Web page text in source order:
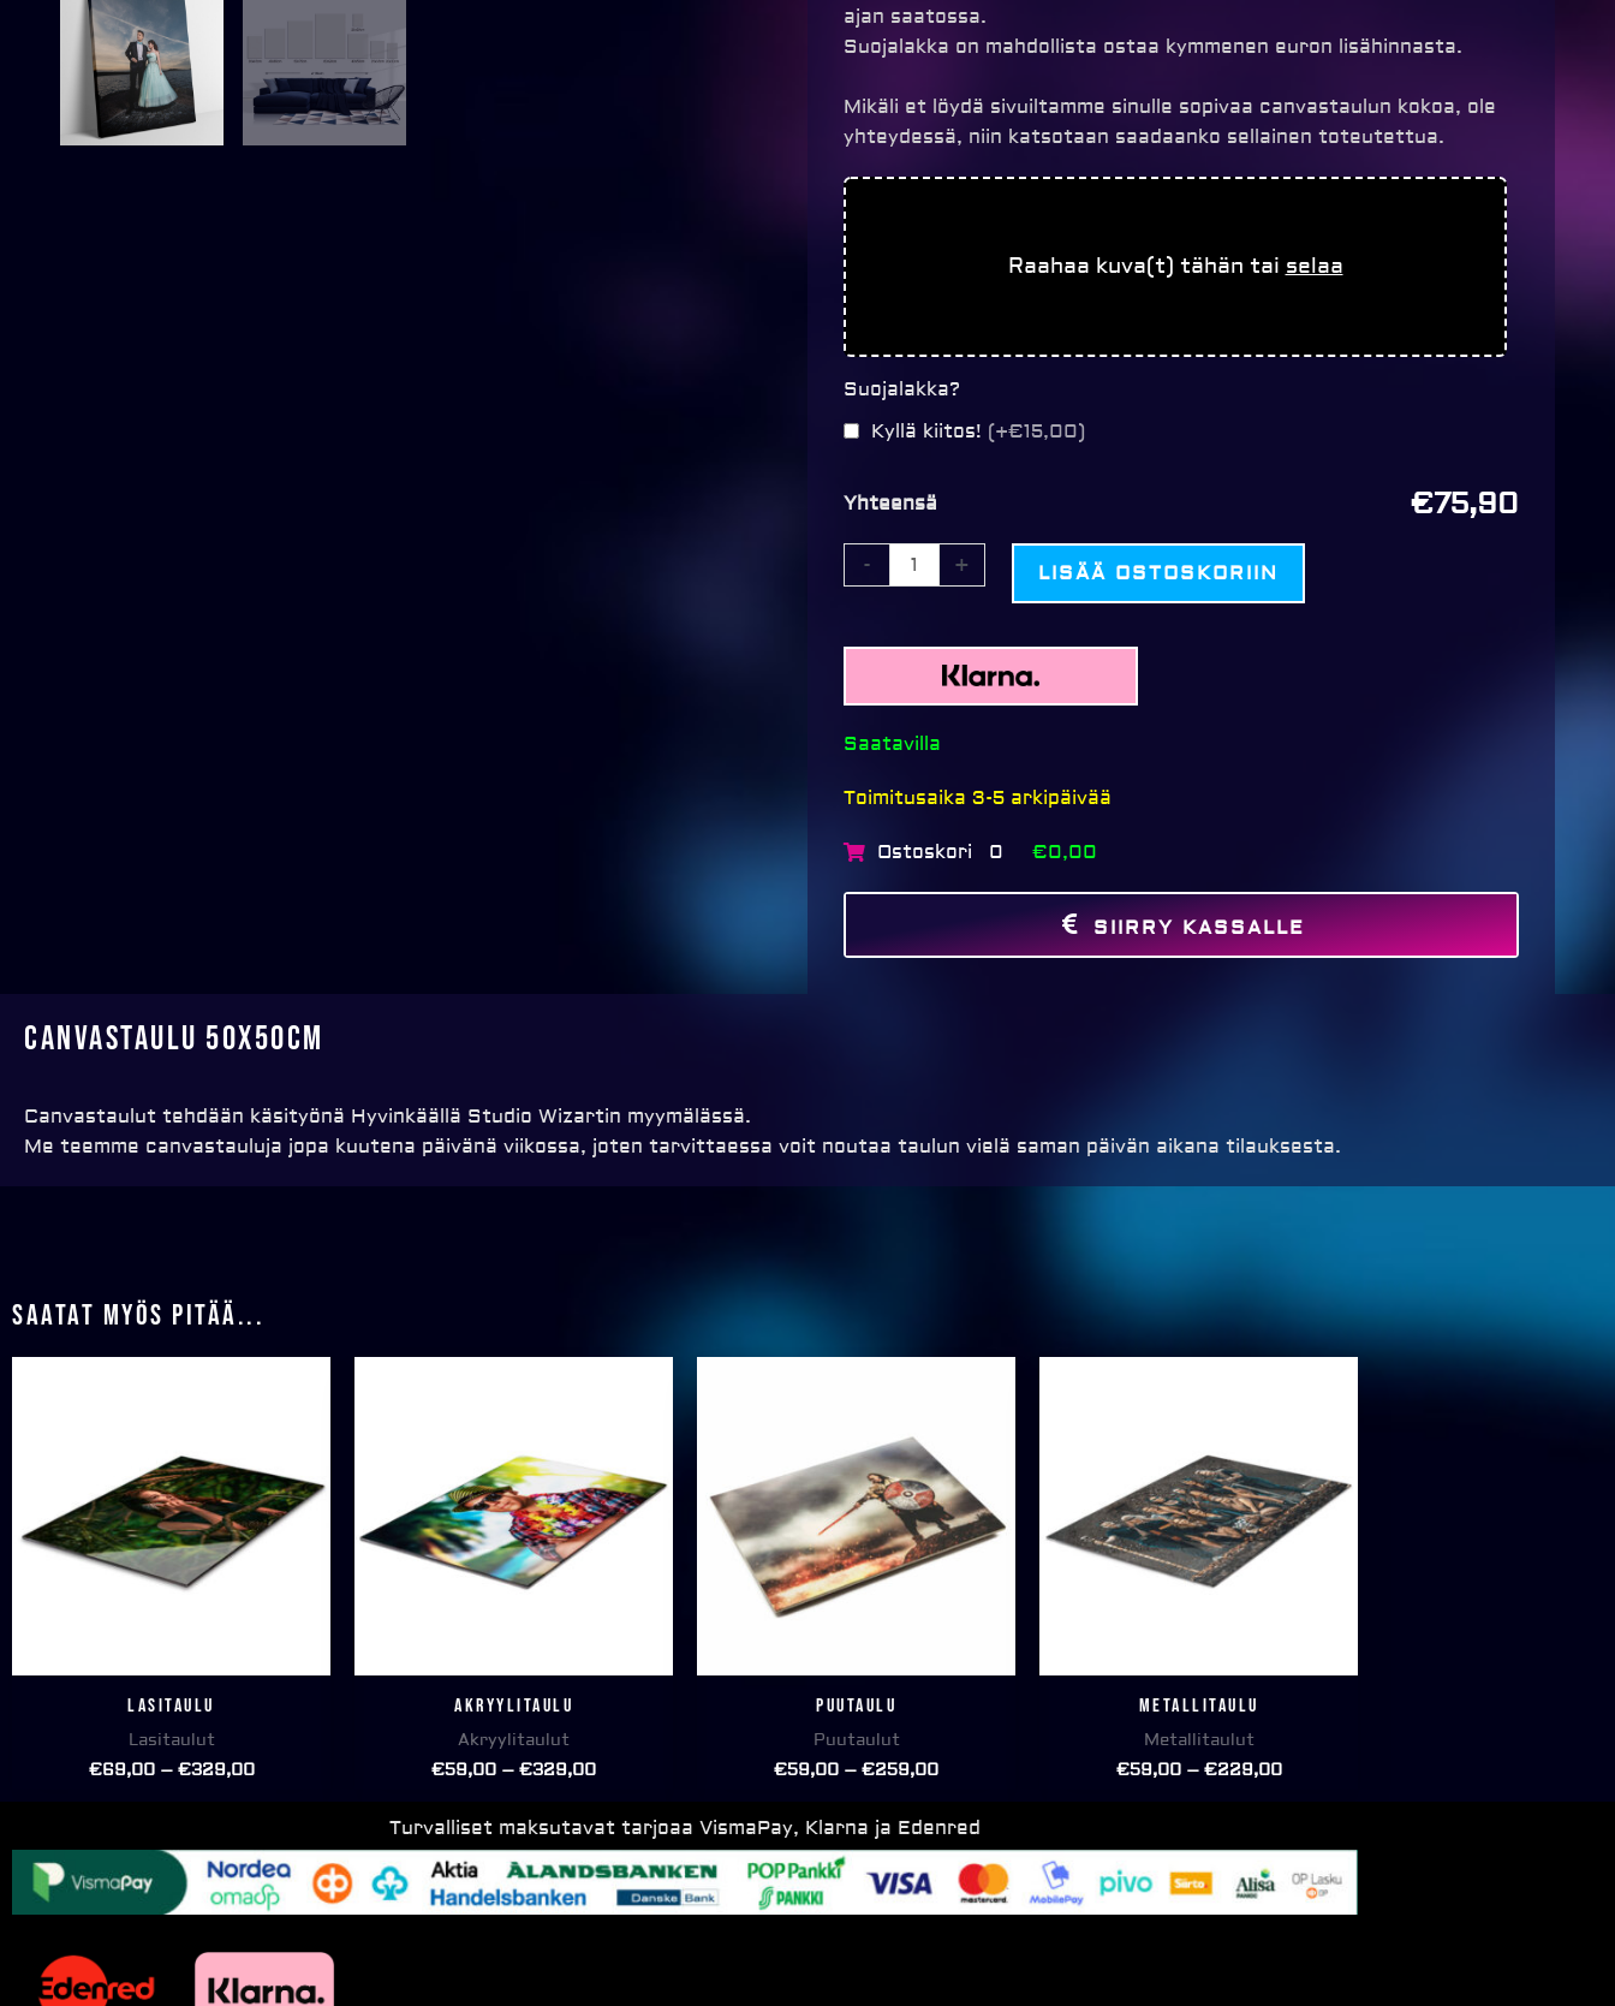
ajan saatossa.
Suojalakka on mahdollista ostaa kymmenen euron lisähinnasta.
Mikäli et löydä sivuiltamme sinulle sopivaa canvastaulun kokoa, ole
yhteydessä, niin katsotaan saadaanko sellainen toteutettua.
Raahaa kuva(t) tähän tai selaa
Suojalakka?
Kyllä kiitos! (+€15,00)
Yhteensä €75,90
-
Canvastaulu
50x50cm
määrä
+ LISÄÄ OSTOSKORIIN
Saatavilla
Toimitusaika 3-5 arkipäivää
Ostoskori 0 €0,00
SIIRRY KASSALLE
Canvastaulu 50x50cm
Canvastaulut tehdään käsityönä Hyvinkäällä Studio Wizartin myymälässä.
Me teemme canvastauluja jopa kuutena päivänä viikossa, joten tarvittaessa voit noutaa taulun vielä saman päivän aikana tilauksesta.
Saatat myös pitää...
Lasitaulu
Lasitaulut
€69,00 – €329,00
Akryylitaulu
Akryylitaulut
€59,00 – €329,00
Puutaulu
Puutaulut
€59,00 – €259,00
Metallitaulu
Metallitaulut
€59,00 – €229,00
Turvalliset maksutavat tarjoaa VismaPay, Klarna ja Edenred